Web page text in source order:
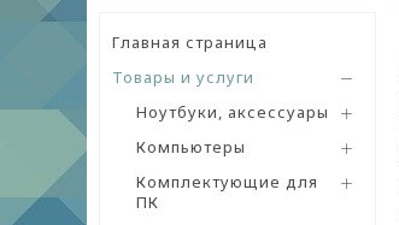
Главная страница
Товары и услуги
Ноутбуки, аксессуары
Компьютеры
Комплектующие для
ПК